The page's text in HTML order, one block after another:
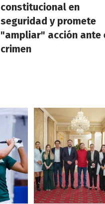
constitucional en
seguridad y promete
"ampliar" acción ante
crimen